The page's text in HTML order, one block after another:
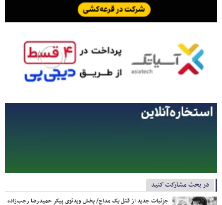
در بحث مشارکت کنید
جزئیات جدید از قتل یک مداح/ پخش ویدئوی پیکر حمیدرضا رجب‌زاده